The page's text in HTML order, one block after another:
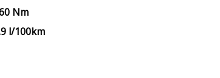
Nm
l/100km